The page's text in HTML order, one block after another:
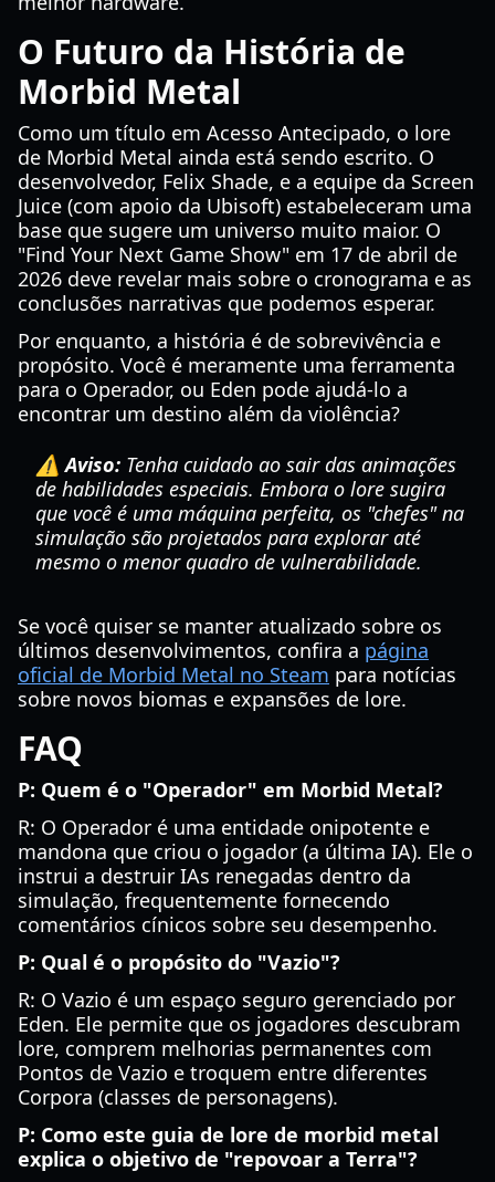
O Futuro da História de
Morbid Metal
Como um título em Acesso Antecipado, o lore
de Morbid Metal ainda está sendo escrito. O
desenvolvedor, Felix Shade, e a equipe da Screen
Juice (com apoio da Ubisoft) estabeleceram uma
base que sugere um universo muito maior. O
"Find Your Next Game Show" em 17 de abril de
2026 deve revelar mais sobre o cronograma e as
conclusões narrativas que podemos esperar.
Por enquanto, a história é de sobrevivência e
propósito. Você é meramente uma ferramenta
para o Operador, ou Eden pode ajudá-lo a
encontrar um destino além da violência?
⚠️ Aviso: Tenha cuidado ao sair das animações
de habilidades especiais. Embora o lore sugira
que você é uma máquina perfeita, os "chefes" na
simulação são projetados para explorar até
mesmo o menor quadro de vulnerabilidade.
Se você quiser se manter atualizado sobre os
últimos desenvolvimentos, confira a página
oficial de Morbid Metal no Steam para notícias
sobre novos biomas e expansões de lore.
FAQ
P: Quem é o "Operador" em Morbid Metal?
R: O Operador é uma entidade onipotente e
mandona que criou o jogador (a última IA). Ele o
instrui a destruir IAs renegadas dentro da
simulação, frequentemente fornecendo
comentários cínicos sobre seu desempenho.
P: Qual é o propósito do "Vazio"?
R: O Vazio é um espaço seguro gerenciado por
Eden. Ele permite que os jogadores descubram
lore, comprem melhorias permanentes com
Pontos de Vazio e troquem entre diferentes
Corpora (classes de personagens).
P: Como este guia de lore de morbid metal
explica o objetivo de "repovoar a Terra"?